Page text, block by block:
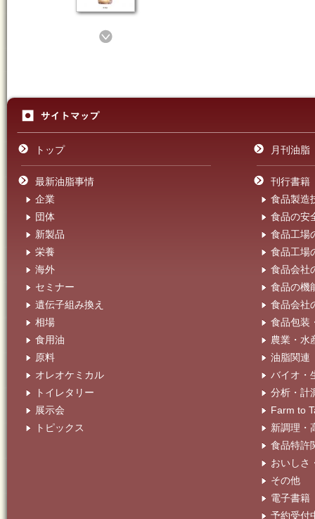
トップ
最新油脂事情
企業
団体
新製品
栄養
海外
セミナー
遺伝子組み換え
相場
食用油
原料
オレオケミカル
トイレタリー
展示会
トピックス
月刊油脂
刊行書籍
食品製造
食品の安
食品工場
食品工場
食品会社
食品の機
食品会社
食品包装
農業・水
油脂関連
バイオ・
分析・計
Farm to
新調理・
食品特許
おいしさ
その他
電子書籍
予約受付